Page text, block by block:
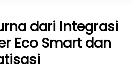
dari Integrasi
Eco Smart dan